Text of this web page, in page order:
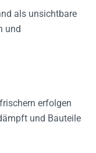
als unsichtbare
und
erfolgen
und Bauteile